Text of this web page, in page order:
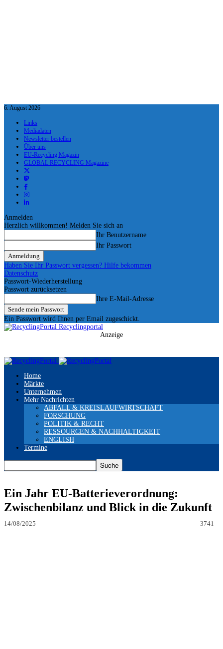
6. August 2026
Links
Mediadaten
Newsletter bestellen
Über uns
EU-Recycling Magazin
GLOBAL RECYCLING Magazine
Anmelden
Herzlich willkommen! Melden Sie sich an
Ihr Benutzername
Ihr Passwort
Haben Sie Ihr Passwort vergessen? Hilfe bekommen
Datenschutz
Passwort-Wiederherstellung
Passwort zurücksetzen
Ihre E-Mail-Adresse
Ein Passwort wird Ihnen per Email zugeschickt.
Recyclingportal
Anzeige
Home
Märkte
Unternehmen
Mehr Nachrichten
ABFALL & KREISLAUFWIRTSCHAFT
FORSCHUNG
POLITIK & RECHT
RESSOURCEN & NACHHALTIGKEIT
ENGLISH
Termine
Ein Jahr EU-Batterieverordnung:
Zwischenbilanz und Blick in die Zukunft
14/08/2025 3741